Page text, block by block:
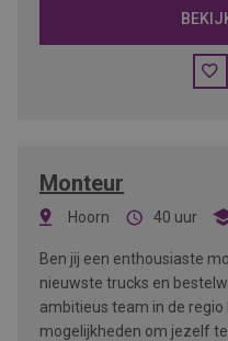
Monteur
Hoorn 40 uur
Ben jij een enthousiaste
nieuwste trucks en
ambitieus team in de
mogelijkheden om jezelf